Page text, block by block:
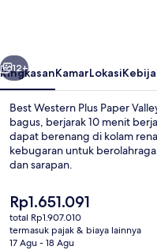
Hotel
Berikutnya
12+
RingkasanKamarLokasi
Best Western Plus Paper
bagus, berjarak 10 menit
dapat berenang di kolam
kebugaran untuk
dan sarapan.
Harga
saat
ini
Rp1.651.091
Rp1.651.091
total Rp1.907.010
termasuk pajak & biaya lainnya
17 Agu - 18 Agu